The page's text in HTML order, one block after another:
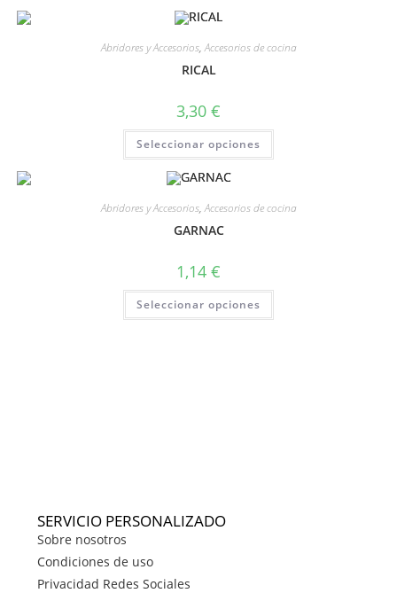
Abridores y Accesorios,Accesorios de cocina
RICAL
3,30 €
Seleccionar opciones
Abridores y Accesorios,Accesorios de cocina
GARNAC
1,14 €
Seleccionar opciones
SERVICIO PERSONALIZADO
Sobre nosotros
Condiciones de uso
Privacidad Redes Sociales